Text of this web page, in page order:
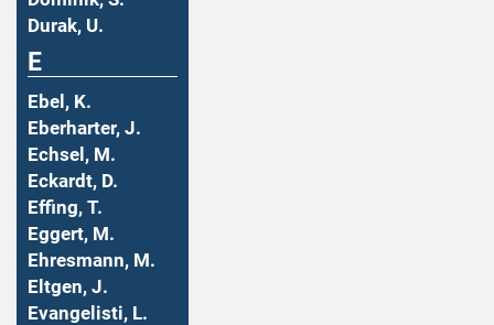
Durak, U.
E
Ebel, K.
Eberharter, J.
Echsel, M.
Eckardt, D.
Effing, T.
Eggert, M.
Ehresmann, M.
Eltgen, J.
Evangelisti, L.